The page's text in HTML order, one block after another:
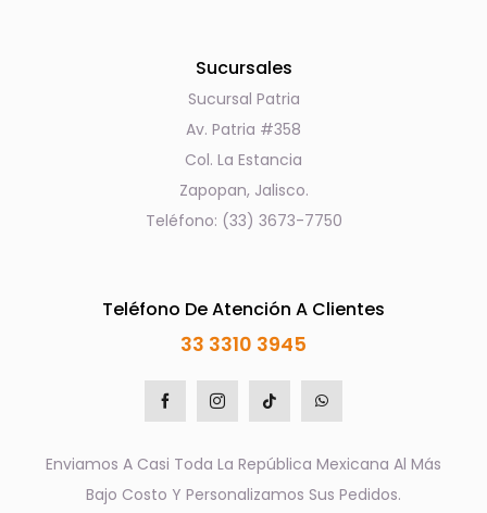
Sucursales
Sucursal Patria
Av. Patria #358
Col. La Estancia
Zapopan, Jalisco.
Teléfono: (33) 3673-7750
Teléfono De Atención A Clientes
33 3310 3945
Enviamos A Casi Toda La República Mexicana Al Más
Bajo Costo Y Personalizamos Sus Pedidos.